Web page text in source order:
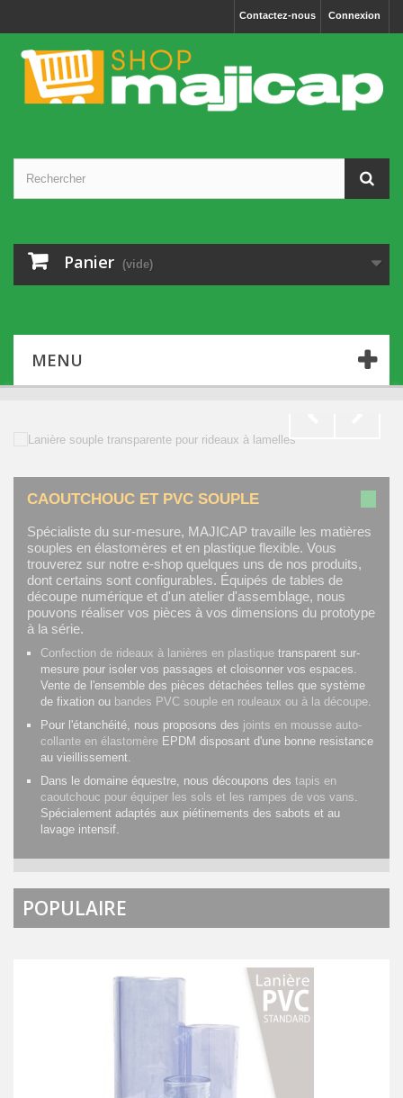
Connexion
Contactez-nous
Panier (vide)
MENU
CAOUTCHOUC ET PVC SOUPLE
Spécialiste du sur-mesure, MAJICAP travaille les matières
souples en élastomères et en plastique flexible. Vous
trouverez sur notre e-shop quelques uns de nos produits,
dont certains sont configurables. Équipés de tables de
découpe numérique et d'un atelier d'assemblage, nous
pouvons réaliser vos pièces à vos dimensions du prototype
à la série.
Confection de rideaux à lanières en plastique transparent sur-
mesure pour isoler vos passages et cloisonner vos espaces.
Vente de l'ensemble des pièces détachées telles que système
de fixation ou bandes PVC souple en rouleaux ou à la découpe.
Pour l'étanchéité, nous proposons des joints en mousse auto-
collante en élastomère EPDM disposant d'une bonne resistance
au vieillissement.
Dans le domaine équestre, nous découpons des tapis en
caoutchouc pour équiper les sols et les rampes de vos vans.
Spécialement adaptés aux piétinements des sabots et au
lavage intensif.
POPULAIRE